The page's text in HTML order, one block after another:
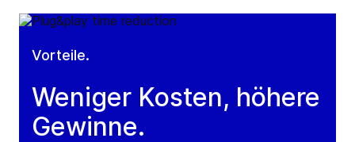
Vorteile.
Weniger Kosten, höhere
Gewinne.